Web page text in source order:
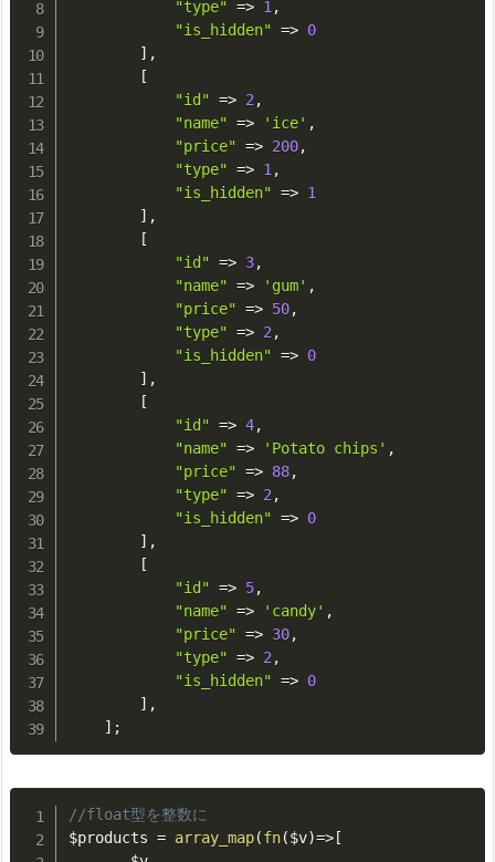
"type" => 1 ,
"is_hidden" => 0
] ,
[
"id" => 2 ,
"name" => 'ice' ,
"price" => 200,
"type" => 1 ,
"is_hidden" => 1
] ,
[
"id" => 3,
"name" => 'gum' ,
"price" => 50,
"type" => 2 ,
"is_hidden" => 0
] ,
[
"id" => 4,
"name" => 'Potato chips' ,
"price" => 88,
"type" => 2 ,
"is_hidden" => 0
] ,
[
"id" => 5,
"name" => 'candy' ,
"price" => 30,
"type" => 2 ,
"is_hidden" => 0
] ,
] ;
//float型を整数に
$products = array_map(fn($v)=>[